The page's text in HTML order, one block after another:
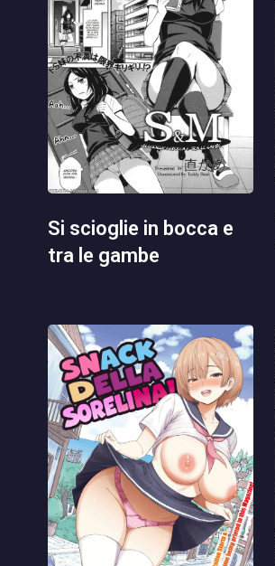
si scioglie in bocca e
tra le gambe